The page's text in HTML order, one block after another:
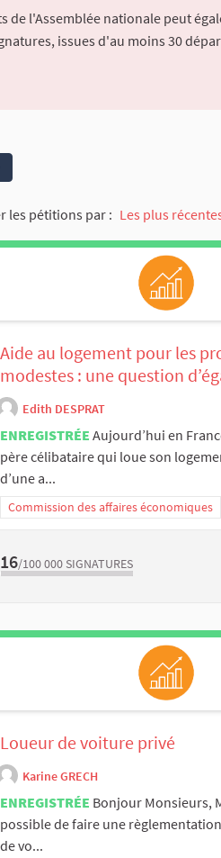
de l'Assemblée nationale peut
issues d'au moins 30
les pétitions par : Les plus
Aide au logement pour les
modestes : une question
Edith DESPRAT
ENREGISTRÉE Aujourd’hui en
père célibataire qui loue son
d’une a...
Commission des affaires économiques
16/100 000 SIGNATURES
Loueur de voiture privé
Karine GRECH
ENREGISTRÉE Bonjour Monsieurs,
possible de faire une
de vo...